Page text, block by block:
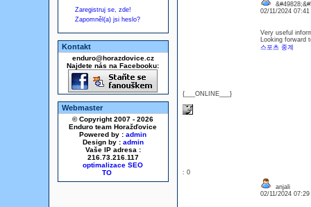
Zaregistruj se, zde!
Zapomněl(a) jsi heslo?
Kontakt
enduro@horazdovice.cz
Najdete nás na Facebooku:
Webmaster
© Copyright 2007 - 2026
Enduro team Horažďovice
Powered by : admin
Design by : admin
Vaše IP adresa :
216.73.216.117
optimalizace SEO
{___ONLINE___}
02/11/2024
Very useful
Looking forward
스포츠 중계
: 0
anjali
02/11/2024